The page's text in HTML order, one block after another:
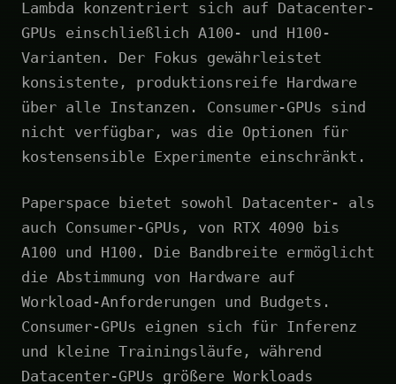
Lambda konzentriert sich auf Datacenter-
GPUs einschließlich A100- und H100-
Varianten. Der Fokus gewährleistet
konsistente, produktionsreife Hardware
über alle Instanzen. Consumer-GPUs sind
nicht verfügbar, was die Optionen für
kostensensible Experimente einschränkt.
Paperspace bietet sowohl Datacenter- als
auch Consumer-GPUs, von RTX 4090 bis
A100 und H100. Die Bandbreite ermöglicht
die Abstimmung von Hardware auf
Workload-Anforderungen und Budgets.
Consumer-GPUs eignen sich für Inferenz
und kleine Trainingsläufe, während
Datacenter-GPUs größere Workloads